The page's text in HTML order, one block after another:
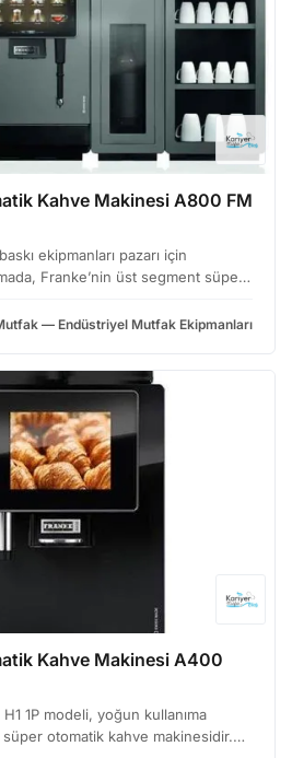
Kahve Makinesi A800 FM
ekipmanları pazarı için
Franke’nin üst segment süper
yoğun kullanıma sahip ortam…
— Endüstriyel Mutfak Ekipmanları
Kahve Makinesi A400
1P modeli, yoğun kullanıma
otomatik kahve makinesidir.